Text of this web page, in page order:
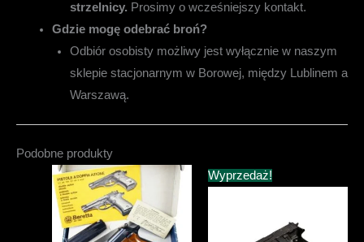
strzelnicy. Prosimy o wcześniejszy kontakt.
Gdzie mogę odebrać broń?
Odbiór osobisty możliwy jest wyłącznie w naszym
sklepie stacjonarnym w Borowej, między Lublinem a
Warszawą.
Podobne produkty
Wyprzedaż!